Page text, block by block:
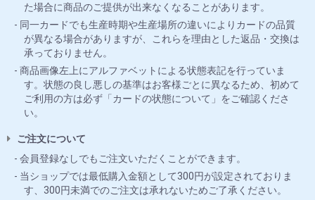
た場合に商品のご提供が出来なくなることがあります。
同一カードでも生産時期や生産場所の違いによりカードの品質
が異なる場合がありますが、これらを理由とした返品・交換は
承っておりません。
商品画像左上にアルファベットによる状態表記を行っていま
す。状態の良し悪しの基準はお客様ごとに異なるため、初めて
ご利用の方は必ず「カードの状態について」をご確認くださ
い。
ご注文について
会員登録なしでもご注文いただくことができます。
当ショップでは最低購入金額として300円が設定されておりま
す、300円未満でのご注文は承れないためご了承ください。